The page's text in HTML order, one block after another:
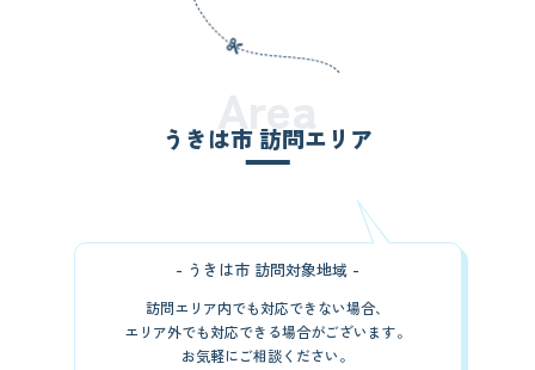
うきは市 訪問エリア
- うきは市 訪問対象地域 -
訪問エリア内でも対応できない場合、
エリア外でも対応できる場合がございます。
お気軽にご相談ください。